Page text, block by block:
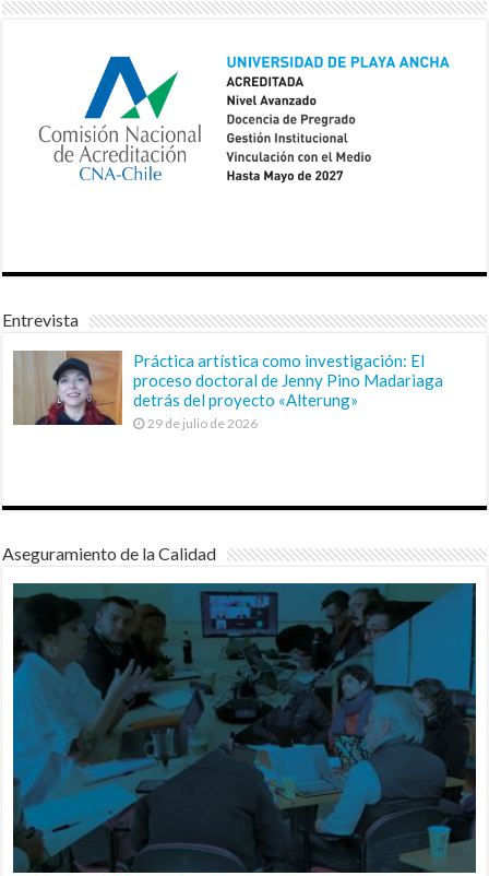
Entrevista
Práctica artística como investigación: El
proceso doctoral de Jenny Pino Madariaga
detrás del proyecto «Alterung»
29 de julio de 2026
Aseguramiento de la Calidad